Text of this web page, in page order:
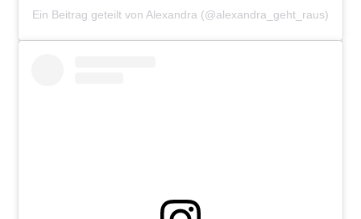
Ein Beitrag geteilt von Alexandra (@alexandra_geht_raus)